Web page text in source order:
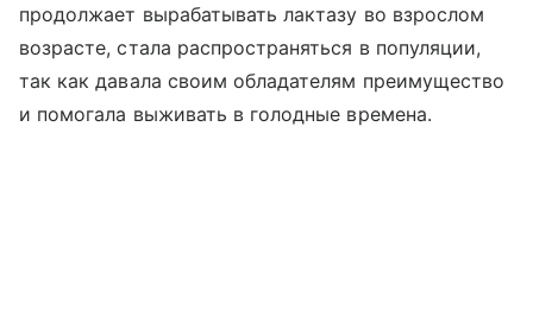
продолжает вырабатывать лактазу во взрослом
возрасте, стала распространяться в популяции,
так как давала своим обладателям преимущество
и помогала выживать в голодные времена.